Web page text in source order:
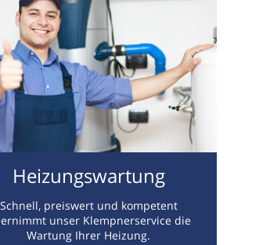
Heizungswartung
Schnell, preiswert und kompetent
unser Klempnerservice die
Wartung Ihrer Heizung.